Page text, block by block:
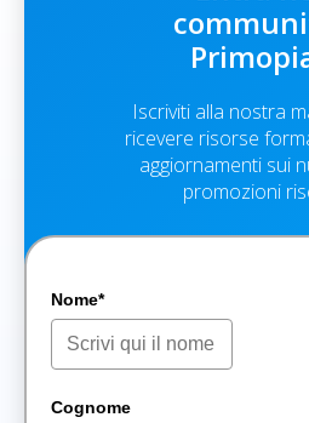
Iscriviti alla nostra
ricevere risorse
aggiornamenti sui
promozioni
Nome*
Cognome